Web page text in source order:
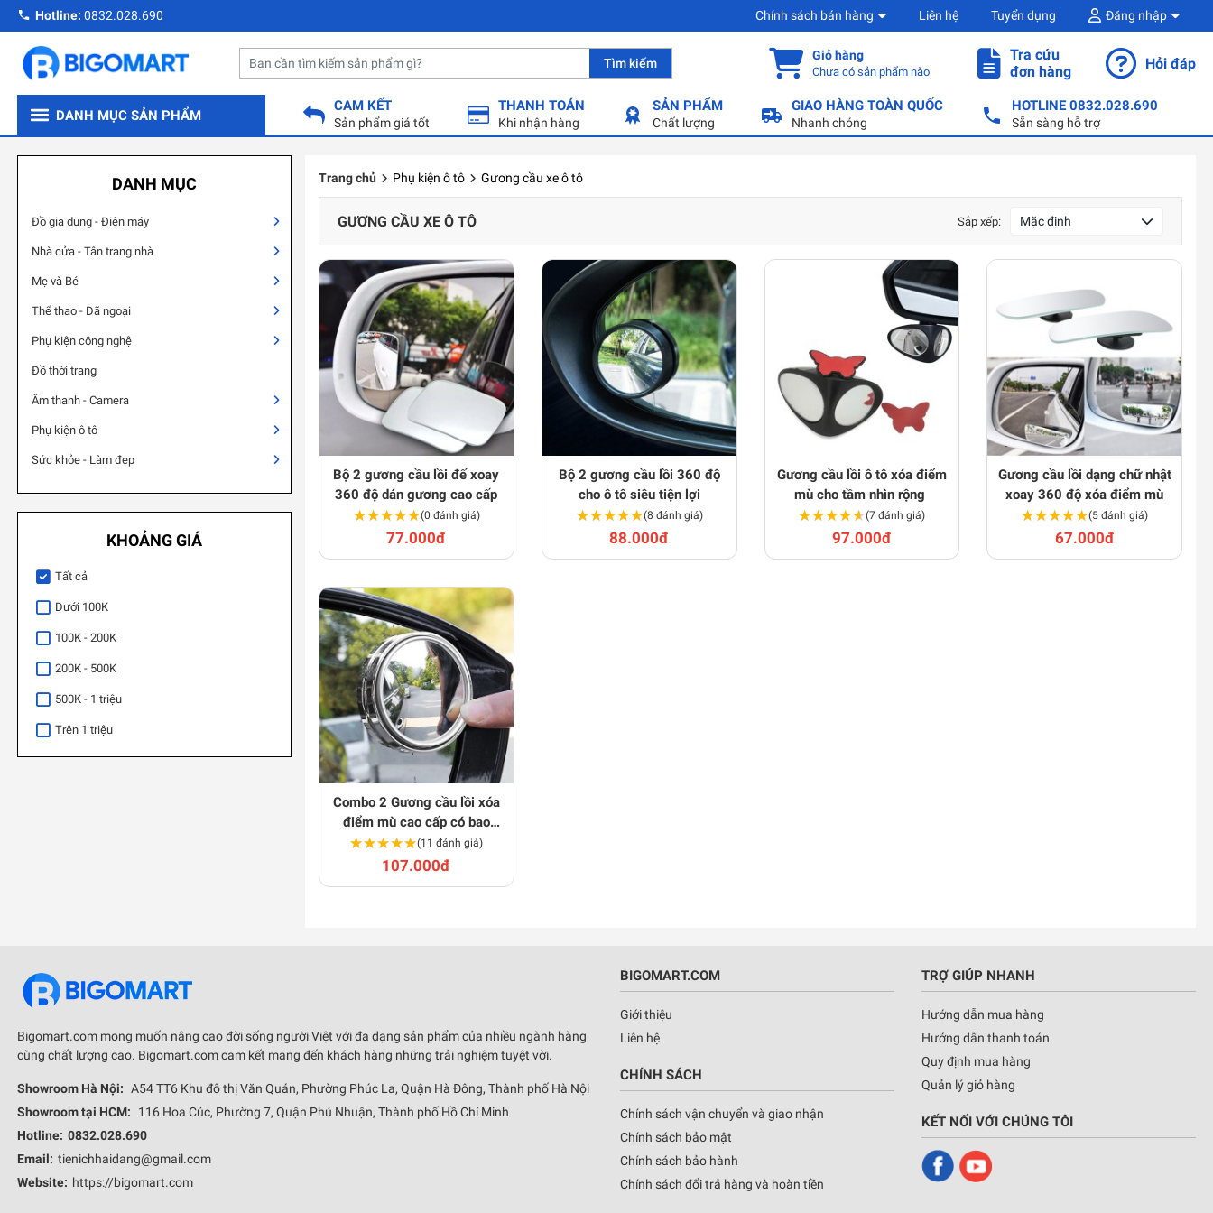
Hotline: 0832.028.690 Chính sách bán hàng Liên hệ Tuyển dụng Đăng nhập
Tìm kiếm
Giỏ hàng
Chưa có sản phẩm nào
Tra cứu
đơn hàng
Hỏi đáp
DANH MỤC SẢN PHẨM
CAM KẾT
Sản phẩm giá tốt
THANH TOÁN
Khi nhận hàng
SẢN PHẨM
Chất lượng
GIAO HÀNG TOÀN QUỐC
Nhanh chóng
HOTLINE 0832.028.690
Sẵn sàng hỗ trợ
DANH MỤC
Đồ gia dụng - Điện máy
Nhà cửa - Tân trang nhà
Mẹ và Bé
Thể thao - Dã ngoại
Phụ kiện công nghệ
Đồ thời trang
Âm thanh - Camera
Phụ kiện ô tô
Sức khỏe - Làm đẹp
KHOẢNG GIÁ
Tất cả
Dưới 100K
100K - 200K
200K - 500K
500K - 1 triệu
Trên 1 triệu
Trang chủ Phụ kiện ô tô Gương cầu xe ô tô
GƯƠNG CẦU XE Ô TÔ Sắp xếp: Mặc định
Bộ 2 gương cầu lồi đế xoay
360 độ dán gương cao cấp
★★★★★
★★★★★(0 đánh giá)
77.000đ
Bộ 2 gương cầu lồi 360 độ
cho ô tô siêu tiện lợi
★★★★★
★★★★★(8 đánh giá)
88.000đ
Gương cầu lồi ô tô xóa điểm
mù cho tầm nhìn rộng
★★★★★
★★★★★(7 đánh giá)
97.000đ
Gương cầu lồi dạng chữ nhật
xoay 360 độ xóa điểm mù
★★★★★
★★★★★(5 đánh giá)
67.000đ
Combo 2 Gương cầu lồi xóa
điểm mù cao cấp có bao
viền màu bạc
★★★★★
★★★★★(11 đánh giá)
107.000đ
Bigomart.com mong muốn nâng cao đời sống người Việt với đa dạng sản phẩm của nhiều ngành hàng
cùng chất lượng cao. Bigomart.com cam kết mang đến khách hàng những trải nghiệm tuyệt vời.
Showroom Hà Nội: A54 TT6 Khu đô thị Văn Quán, Phường Phúc La, Quận Hà Đông, Thành phố Hà Nội
Showroom tại HCM:
116 Hoa Cúc, Phường 7, Quận Phú Nhuận, Thành phố Hồ Chí Minh
Hotline: 0832.028.690
Email: tienichhaidang@gmail.com
Website: https://bigomart.com
BIGOMART.COM
Giới thiệu
Liên hệ
CHÍNH SÁCH
Chính sách vận chuyển và giao nhận
Chính sách bảo mật
Chính sách bảo hành
Chính sách đổi trả hàng và hoàn tiền
TRỢ GIÚP NHANH
Hướng dẫn mua hàng
Hướng dẫn thanh toán
Quy định mua hàng
Quản lý giỏ hàng
KẾT NỐI VỚI CHÚNG TÔI